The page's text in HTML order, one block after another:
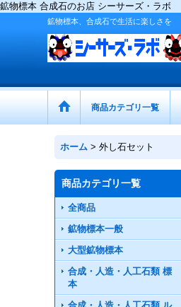
鉱物標本 合成石のお店 シーサーズ・ラボ
鉱物標本、合成石で生活に楽しさを
商品カテゴリ一覧
ホーム > 外し石セット
商品カテゴリ一覧
全商品
鉱物標本一般
大型鉱物標本
合成・人造・人工石類 標
本